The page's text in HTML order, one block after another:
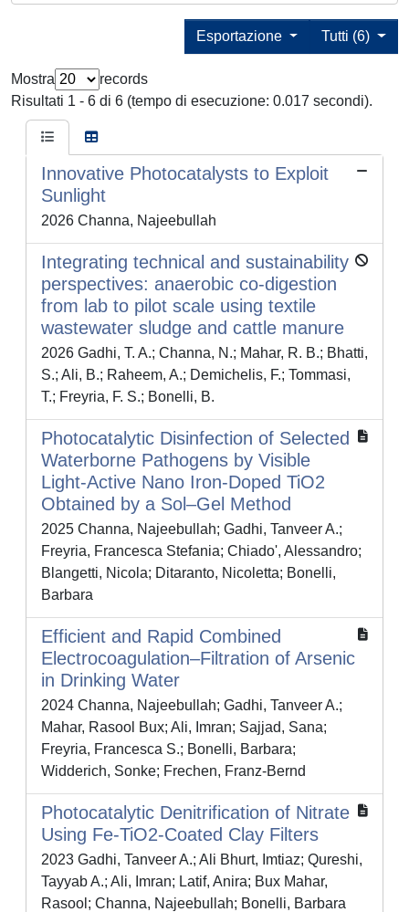
Tutti (6)
Esportazione
Mostra
records
Risultati 1 - 6 di 6 (tempo di esecuzione: 0.017 secondi).
Innovative Photocatalysts to Exploit
Sunlight
2026 Channa, Najeebullah
Integrating technical and sustainability
perspectives: anaerobic co-digestion
from lab to pilot scale using textile
wastewater sludge and cattle manure
2026 Gadhi, T. A.; Channa, N.; Mahar, R. B.; Bhatti,
S.; Ali, B.; Raheem, A.; Demichelis, F.; Tommasi,
T.; Freyria, F. S.; Bonelli, B.
Photocatalytic Disinfection of Selected
Waterborne Pathogens by Visible
Light-Active Nano Iron-Doped TiO2
Obtained by a Sol–Gel Method
2025 Channa, Najeebullah; Gadhi, Tanveer A.;
Freyria, Francesca Stefania; Chiado', Alessandro;
Blangetti, Nicola; Ditaranto, Nicoletta; Bonelli,
Barbara
Efficient and Rapid Combined
Electrocoagulation–Filtration of Arsenic
in Drinking Water
2024 Channa, Najeebullah; Gadhi, Tanveer A.;
Mahar, Rasool Bux; Ali, Imran; Sajjad, Sana;
Freyria, Francesca S.; Bonelli, Barbara;
Widderich, Sonke; Frechen, Franz-Bernd
Photocatalytic Denitrification of Nitrate
Using Fe-TiO2-Coated Clay Filters
2023 Gadhi, Tanveer A.; Ali Bhurt, Imtiaz; Qureshi,
Tayyab A.; Ali, Imran; Latif, Anira; Bux Mahar,
Rasool; Channa, Najeebullah; Bonelli, Barbara